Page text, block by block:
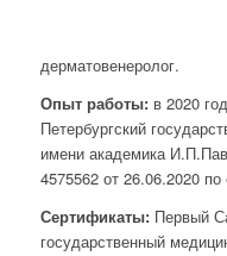
дерматовенеролог.
Опыт работы: в 2020
Петербургский
имени академика
4575562 от 26.06.2020
Сертификаты: Первый
государственный